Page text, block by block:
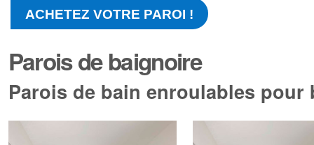
ACHETEZ VOTRE PAROI !
Parois de baignoire
Parois de bain enroulables pour